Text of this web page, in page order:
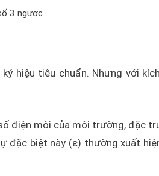
3 ngược
hiệu tiêu chuẩn. Nhưng với
điện môi của môi trường, đặc
đặc biệt này (ε) thường xuất